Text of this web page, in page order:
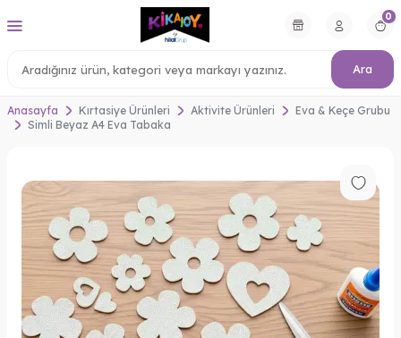
Ara
0
Anasayfa Kırtasiye Ürünleri Aktivite Ürünleri
Eva & Keçe Grubu
Simli Beyaz A4 Eva Tabaka